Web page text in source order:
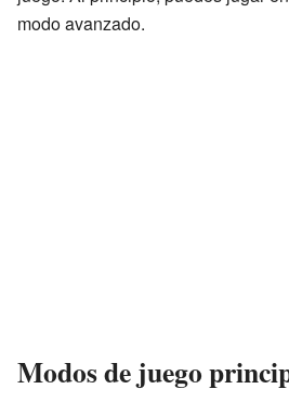
modo avanzado.
Modos de juego